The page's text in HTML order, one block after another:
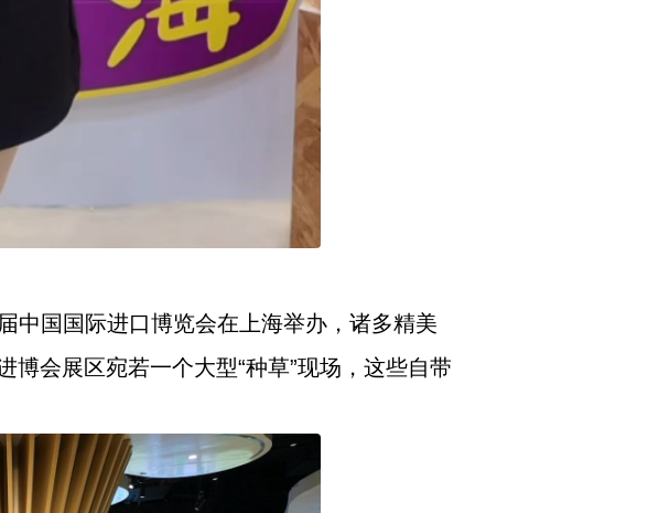
国国际进口博览会在上海举办，诸多精美
会展区宛若一个大型“种草”现场，这些自带